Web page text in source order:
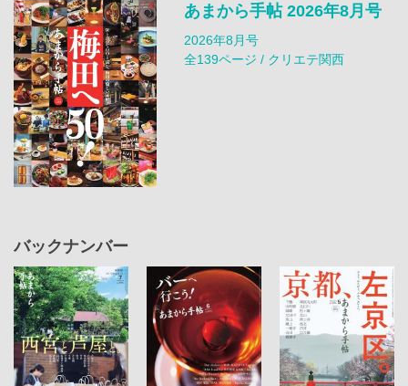
あまから手帖 2026年8月号
2026年8月号
全139ページ / クリエテ関西
バックナンバー